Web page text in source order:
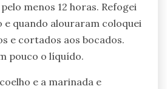
menos 12 horas. Refogei
e quando alouraram coloquei
e cortados aos bocados.
pouco o líquído.
e a marinada e